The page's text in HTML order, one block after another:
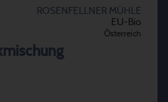
ROSENFELLNER MÜHLE
EU-Bio
Österreich